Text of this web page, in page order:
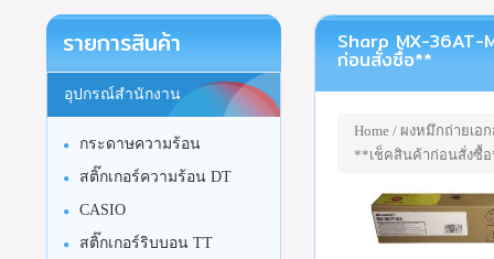
Sharp MX-36AT-
ก่อนสั่งซื้อ**
Home/ ผงหมึกถ่ายเอก
**เช็คสินค้าก่อนสั่งซื้
รายการสินค้า
อุปกรณ์สำนักงาน
กระดาษความร้อน
สติ๊กเกอร์ความร้อน DT
CASIO
สติ๊กเกอร์ริบบอน TT